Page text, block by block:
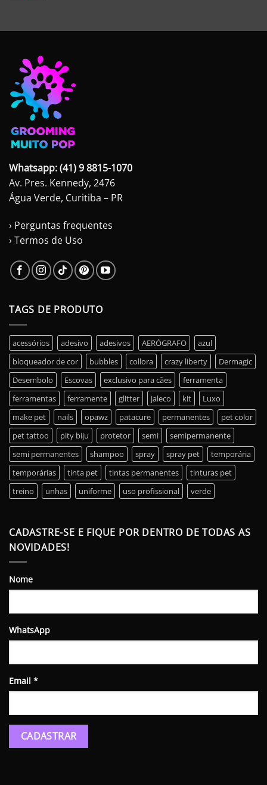
R$130,00.R$120,00.
Whatsapp: (41) 9 8815-1070
Av. Pres. Kennedy, 2476
Água Verde, Curitiba – PR
› Perguntas frequentes
› Termos de Uso
TAGS DE PRODUTO
acessórios adesivo adesivos AERÓGRAFO
azul
bloqueador de cor
bubbles collora crazy liberty
Dermagic
Desembolo
Escovas exclusivo para cães
ferramenta
ferramentas
ferramente glitter jaleco kit
Luxo
make pet
nails opawz patacure permanentes
pet color
pet tattoo
pity biju protetor semi
semipermanente
semi permanentes
shampoo spray spray pet
temporária
temporárias
tinta pet tintas permanentes
tinturas pet
treino
unhas uniforme uso profissional verde
CADASTRE-SE E FIQUE POR DENTRO DE TODAS AS
NOVIDADES!
Nome
WhatsApp
Email *